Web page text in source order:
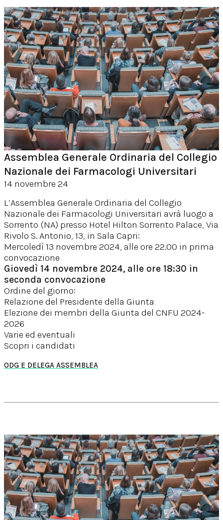
Assemblea Generale Ordinaria del Collegio
Nazionale dei Farmacologi Universitari
14 novembre 24
L’Assemblea Generale Ordinaria del Collegio
Nazionale dei Farmacologi Universitari avrà luogo a
Sorrento (NA) presso Hotel Hilton Sorrento Palace, Via
Rivolo S. Antonio, 13, in Sala Capri:
Mercoledì 13 novembre 2024, alle ore 22.00 in prima
convocazione
Giovedì 14 novembre 2024, alle ore 18:30 in
seconda convocazione
Ordine del giorno:
Relazione del Presidente della Giunta
Elezione dei membri della Giunta del CNFU 2024-
2026
Varie ed eventuali
Scopri i candidati
ODG E DELEGA ASSEMBLEA